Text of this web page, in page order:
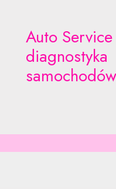
Auto
diagnostyka